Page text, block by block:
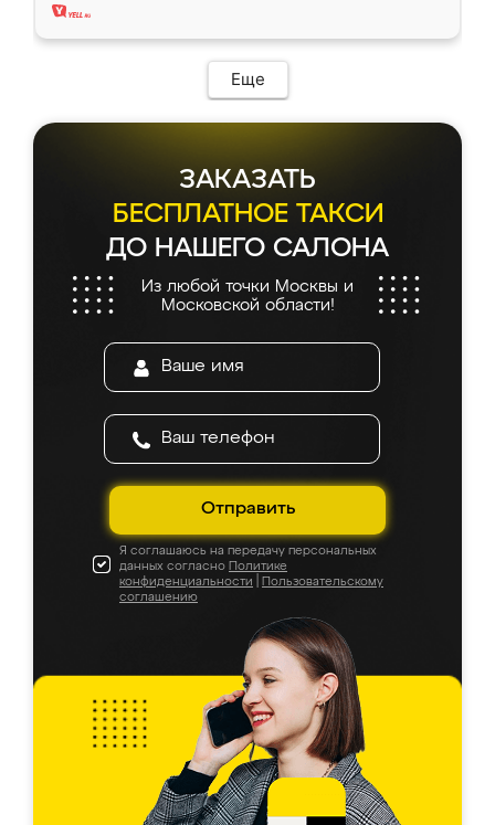
Еще
ЗАКАЗАТЬ
БЕСПЛАТНОЕ ТАКСИ
ДО НАШЕГО САЛОНА
Из любой точки Москвы и
Московской области!
Отправить
Я соглашаюсь на передачу персональных
данных согласно Политике
конфиденциальности
Пользовательскому
соглашению